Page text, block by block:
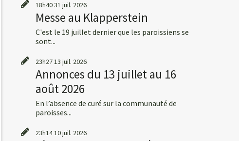
18h4031 juil. 2026
Messe au Klapperstein
C'est le 19 juillet dernier que les paroissiens se
sont...
23h2713 juil. 2026
Annonces du 13 juillet au 16
août 2026
En l’absence de curé sur la communauté de
paroisses...
23h1410juil. 2026